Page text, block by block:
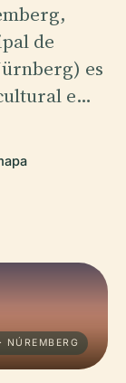
de
es
e…
NÚREMBERG